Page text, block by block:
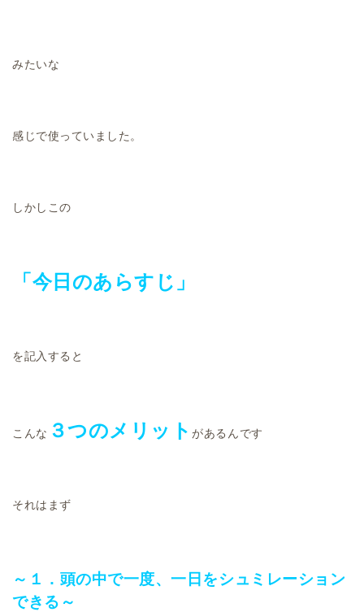
みたいな
感じで使っていました。
しかしこの
「今日のあらすじ」
を記入すると
こんな ３つのメリットがあるんです
それはまず
～１．頭の中で一度、一日をシュミレーション
できる～